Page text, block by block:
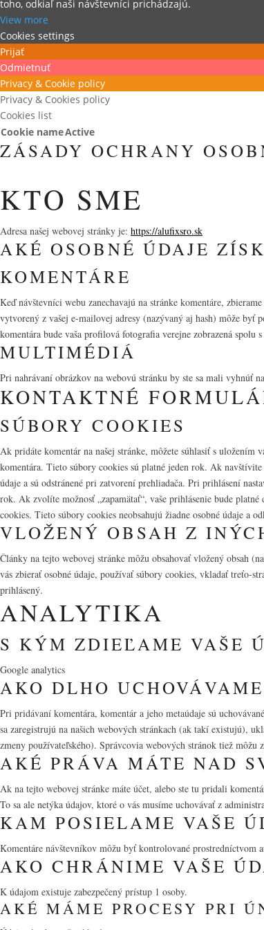
toho, odkiaľ naši návštevníci prichádzajú.
View more
Cookies settings
Prijať
Odmietnuť
Privacy & Cookie policy
Privacy & Cookies policy
Cookies list
Cookie nameActive
ZÁSADY OCHRANY
KTO SME
Adresa našej webovej stránky je: https://alufixsro.sk
AKÉ OSOBNÉ ÚDAJE
KOMENTÁRE
Keď návštevníci webu zanechavajú na stránke komentáre,
vytvorený z vašej e-mailovej adresy (nazývaný aj hash) môže byť
komentára bude vaša profilová fotografia verejne zobrazená spolu
MULTIMÉDIÁ
Pri nahrávaní obrázkov na webovú stránku by ste sa mali vyhnúť
KONTAKTNÉ
SÚBORY COOKIES
Ak pridáte komentár na našej stránke, môžete súhlasiť s uložením
komentára. Tieto súbory cookies sú platné jeden rok. Ak
údaje a sú odstránené pri zatvorení prehliadača. Pri prihlásení
rok. Ak zvolíte možnosť „zapamätať“, vaše prihlásenie bude
cookies. Tieto súbory cookies neobsahujú žiadne osobné údaje a
VLOŽENÝ OBSAH Z
Články na tejto webovej stránke môžu obsahovať vložený obsah
vás zbierať osobné údaje, používať súbory cookies, vkladať treťo-
prihlásený.
ANALYTIKA
S KÝM ZDIEĽAME VAŠE
Google analytics
AKO DLHO
Pri pridávaní komentára, komentár a jeho metaúdaje sú
sa zaregistrujú na našich webových stránkach (ak takí existujú),
zmeny používateľského). Správcovia webových stránok tiež
AKÉ PRÁVA MÁTE NAD
Ak na tejto webovej stránke máte účet, alebo ste tu pridali
To sa ale netýka údajov, ktoré o vás musíme uchovávať z
KAM POSIELAME VAŠE
Komentáre návštevníkov môžu byť kontrolované prostredníctvom
AKO CHRÁNIME VAŠE
K údajom existuje zabezpečený prístup 1 osoby.
AKÉ MÁME PROCESY PRI